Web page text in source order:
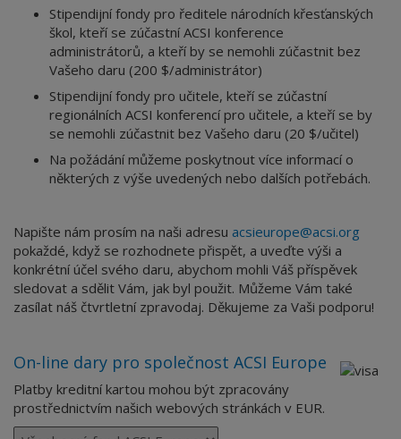
Stipendijní fondy pro ředitele národních křesťanských
škol, kteří se zúčastní ACSI konference
administrátorů, a kteří by se nemohli zúčastnit bez
Vašeho daru (200 $/administrátor)
Stipendijní fondy pro učitele, kteří se zúčastní
regionálních ACSI konferencí pro učitele, a kteří se by
se nemohli zúčastnit bez Vašeho daru (20 $/učitel)
Na požádání můžeme poskytnout více informací o
některých z výše uvedených nebo dalších potřebách.
Napište nám prosím na naši adresu acsieurope@acsi.org
pokaždé, když se rozhodnete přispět, a uveďte výši a
konkrétní účel svého daru, abychom mohli Váš příspěvek
sledovat a sdělit Vám, jak byl použit. Můžeme Vám také
zasílat náš čtvrtletní zpravodaj. Děkujeme za Vaši podporu!
On-line dary pro společnost ACSI Europe
Platby kreditní kartou mohou být zpracovány
prostřednictvím našich webových stránkách v EUR.